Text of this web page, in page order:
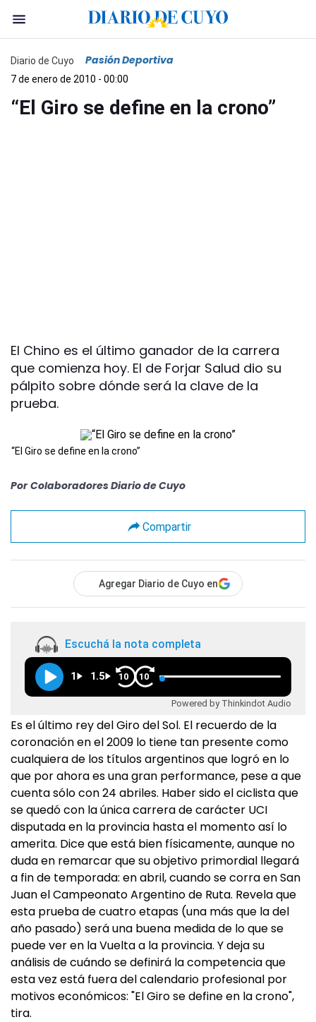
Diario de Cuyo Pasión Deportiva
7 de enero de 2010 - 00:00
“El Giro se define en la crono”
El Chino es el último ganador de la carrera
que comienza hoy. El de Forjar Salud dio su
pálpito sobre dónde será la clave de la
prueba.
“El Giro se define en la crono”
Por Colaboradores Diario de Cuyo
Compartir
Agregar Diario de Cuyo en
Escuchá la nota completa
1 1.5 10 10
Powered by Thinkindot Audio
Es el último rey del Giro del Sol. El recuerdo de la
coronación en el 2009 lo tiene tan presente como
cualquiera de los títulos argentinos que logró en lo
que por ahora es una gran performance, pese a que
cuenta sólo con 24 abriles. Haber sido el ciclista que
se quedó con la única carrera de carácter UCI
disputada en la provincia hasta el momento así lo
amerita. Dice que está bien físicamente, aunque no
duda en remarcar que su objetivo primordial llegará
a fin de temporada: en abril, cuando se corra en San
Juan el Campeonato Argentino de Ruta. Revela que
esta prueba de cuatro etapas (una más que la del
año pasado) será una buena medida de lo que se
puede ver en la Vuelta a la provincia. Y deja su
análisis de cuándo se definirá la competencia que
esta vez está fuera del calendario profesional por
motivos económicos: "El Giro se define en la crono",
tira.